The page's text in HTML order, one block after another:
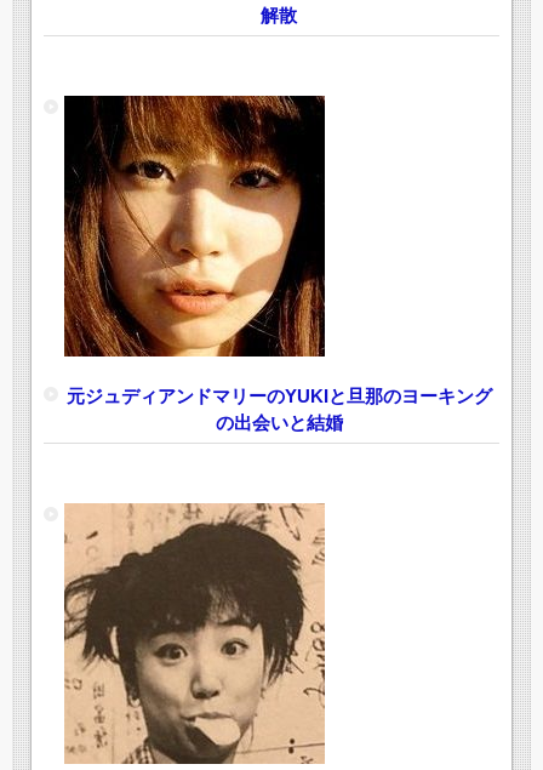
解散
元ジュディアンドマリーのYUKIと旦那のヨーキング
の出会いと結婚